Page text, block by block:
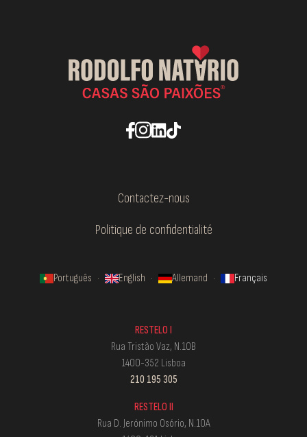
Contactez-nous
Politique de confidentialité
Português · English · Allemand · Français
RESTELO I
Rua Tristão Vaz, N.10B
1400-352 Lisboa
210 195 305
RESTELO II
Rua D. Jerónimo Osório, N.10A